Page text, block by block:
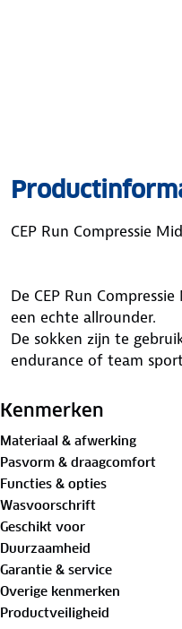
CEP Run Compressie
De CEP Run
een echte allrounder.
De sokken zijn te
endurance of team
De sok hoogte is
De CEP Run
maximale
anatomisch gevormde
Ze zorgen voor een
het sporten. Dit dankzij
Er is medisch bewezen
compressie techniek.
andere langdurige
De toegepaste garens
Kenmerken
Materiaal & afwerking
Pasvorm & draagcomfort
Functies & opties
Wasvoorschrift
Geschikt voor
Duurzaamheid
Garantie & service
Overige kenmerken
Productveiligheid